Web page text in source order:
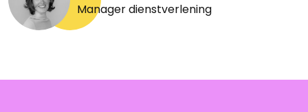
Manager dienstverlening